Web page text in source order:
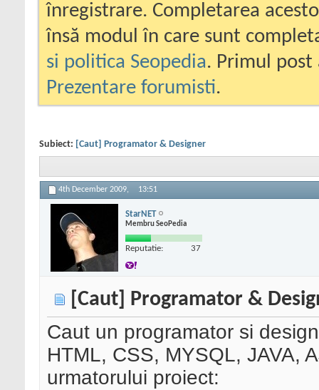
înregistrare. Completarea
însă modul în care sunt
si politica Seopedia. Primul
Prezentare forumisti.
Subiect: [Caut] Programator & Designer
4th December 2009, 13:51
StarNET
Membru SeoPedia
Reputatie: 37
[Caut] Programator &
Caut un programator si
HTML, CSS, MYSQL, JAVA,
urmatorului proiect: